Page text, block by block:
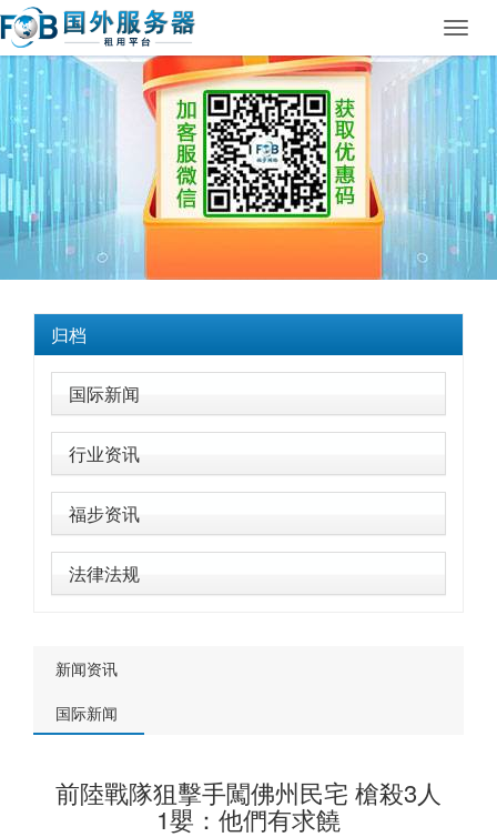
归档
国际新闻
行业资讯
福步资讯
法律法规
新闻资讯
国际新闻
前陸戰隊狙擊手闖佛州民宅 槍殺3人
1嬰：他們有求饒